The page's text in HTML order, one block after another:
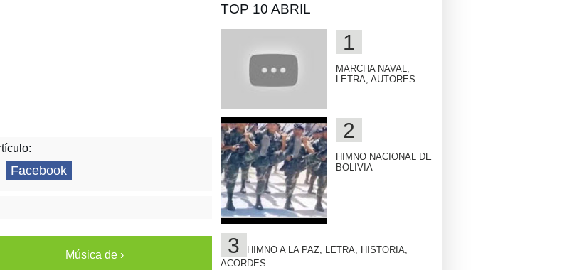
Facebook
Música de ›
TOP 10 ABRIL
MARCHA NAVAL,
LETRA, AUTORES
HIMNO NACIONAL DE
BOLIVIA
HIMNO A LA PAZ, LETRA, HISTORIA,
ACORDES